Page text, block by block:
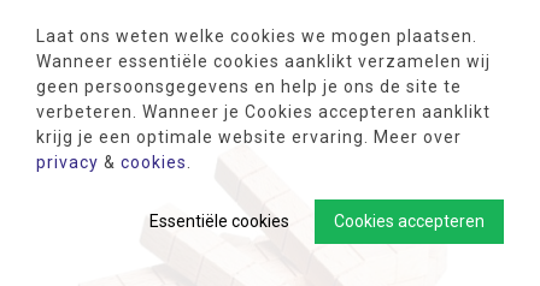
Laat ons weten welke cookies we mogen plaatsen.
Wanneer essentiële cookies aanklikt verzamelen wij
geen persoonsgegevens en help je ons de site te
verbeteren. Wanneer je Cookies accepteren aanklikt
krijg je een optimale website ervaring. Meer over
privacy & cookies
Cookies accepteren
Essentiële cookies